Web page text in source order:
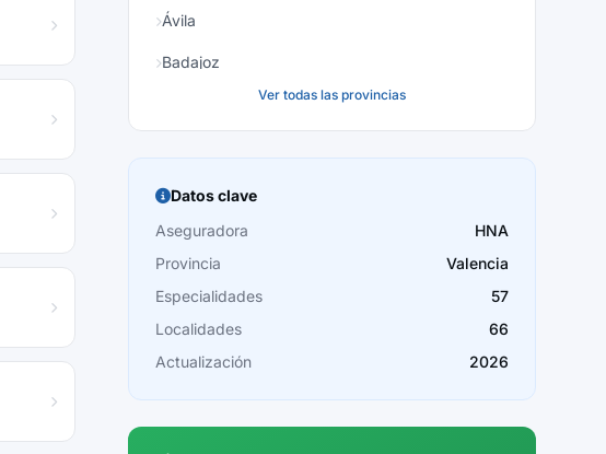
Ávila
Badajoz
Burgos
Cáceres
Cádiz
Cantabria
Castellón
Ver todas las provincias
Datos clave
Aseguradora
HNA
Provincia
Valencia
Especialidades
57
Localidades
66
Actualización
2026